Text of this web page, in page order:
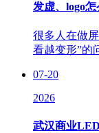
发虚、logo
很多人在做
看越变形”的
07-20
2026
武汉商业